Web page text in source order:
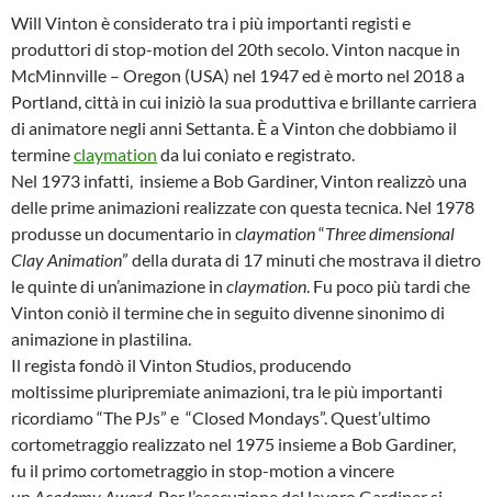
Will Vinton è considerato tra i più importanti registi e
produttori di stop-motion del 20th secolo. Vinton nacque in
McMinnville – Oregon (USA) nel 1947 ed è morto nel 2018 a
Portland, città in cui iniziò la sua produttiva e brillante carriera
di animatore negli anni Settanta. È a Vinton che dobbiamo il
termineclaymation da lui coniato e registrato.
Nel 1973 infatti, insieme a Bob Gardiner, Vinton realizzò una
delle prime animazioni realizzate con questa tecnica. Nel 1978
produsse un documentario in claymation“Three dimensional
Clay Animation” della durata di 17 minuti che mostrava il dietro
le quinte di un’animazione in claymation. Fu poco più tardi che
Vinton coniò il termine che in seguito divenne sinonimo di
animazione in plastilina.
Il regista fondò il Vinton Studios, producendo
moltissime pluripremiate animazioni, tra le più importanti
ricordiamo “The PJs” e “Closed Mondays”. Quest’ultimo
cortometraggio realizzato nel 1975 insieme a Bob Gardiner,
fu il primo cortometraggio in stop-motion a vincere